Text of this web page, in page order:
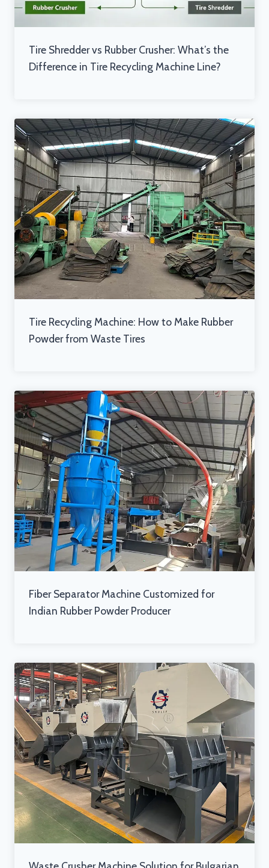
Tire Shredder vs Rubber Crusher: What’s the
Difference in Tire Recycling Machine Line?
Tire Recycling Machine: How to Make Rubber
Powder from Waste Tires
Fiber Separator Machine Customized for
Indian Rubber Powder Producer